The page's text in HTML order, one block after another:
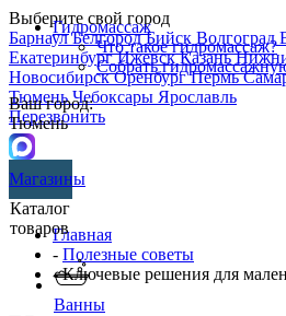
Выберите свой город
БарнаулБелгородБийск Волгоград
ЕкатеринбургИжевскКазань
НовосибирскОренбургПермь
ТюменьЧебоксары Ярославль
Перезвонить
Гидромассаж
Что такое гидромассаж?
Собрать
Ваш город:
Тюмень
Магазины
Каталог
товаров
Ванны
Главная
- Полезные советы
- Ключевые решения для